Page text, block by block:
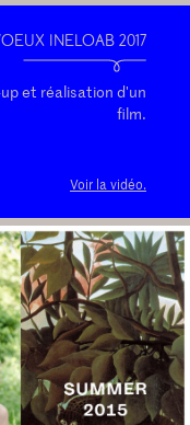
INELOAB 2017
et réalisation d'un
film.
Voir la vidéo.